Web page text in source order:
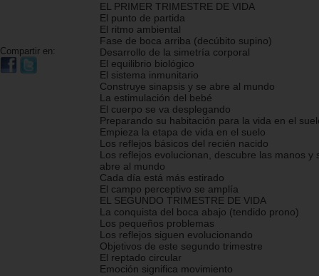
Compartir en:
EL PRIMER TRIMESTRE DE VIDA
El punto de partida
El ritmo ambiental
Fase de boca arriba (decúbito supino)
Desarrollo de la simetría corporal
El equilibrio biológico
El sistema inmunitario
Construye sinapsis y se abre al mundo
La estimulación del bebé
El cuerpo se va desplegando
Preparando su habitación para la vida en el
Empieza la etapa de vida en el suelo
Los reflejos básicos del recién nacido
Los reflejos evolucionan, descubre las manos y
abre al mundo
Cada día está más estirado
El campo perceptivo se amplía
EL SEGUNDO TRIMESTRE DE VIDA
La conquista del boca abajo (tendido prono)
Los pequeños problemas
Los reflejos siguen evolucionando
Objetivos de este segundo trimestre
El reptado circular
Emoción significa movimiento